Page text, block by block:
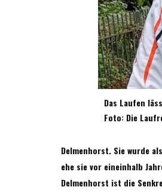
Das Laufen
Foto: Die
Delmenhorst. Sie wurde
ehe sie vor eineinhalb
Delmenhorst ist die